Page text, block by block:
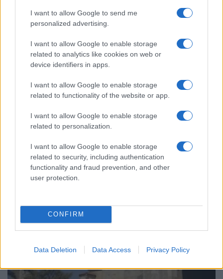
I want to allow Google to send me
personalized advertising.
I want to allow Google to enable storage
related to analytics like cookies on web or
device identifiers in apps.
I want to allow Google to enable storage
related to functionality of the website or app.
I want to allow Google to enable storage
related to personalization.
I want to allow Google to enable storage
related to security, including authentication
functionality and fraud prevention, and other
user protection.
CONFIRM
Data Deletion Data Access Privacy Policy
ΠΑΡΑΔΟΣΗ
Πόντιοι πρόσφυγες στην Πρασινάδα Δράμας – Η
ιστορική μονή Μεταμορφώσεως του Σωτήρος
6/08/2026 - 1:41μμ